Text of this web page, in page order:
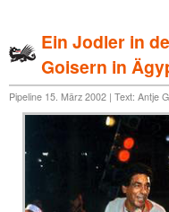
Ein Jodler in
Goisern in
Pipeline 15. März 2002 | Text: Antje